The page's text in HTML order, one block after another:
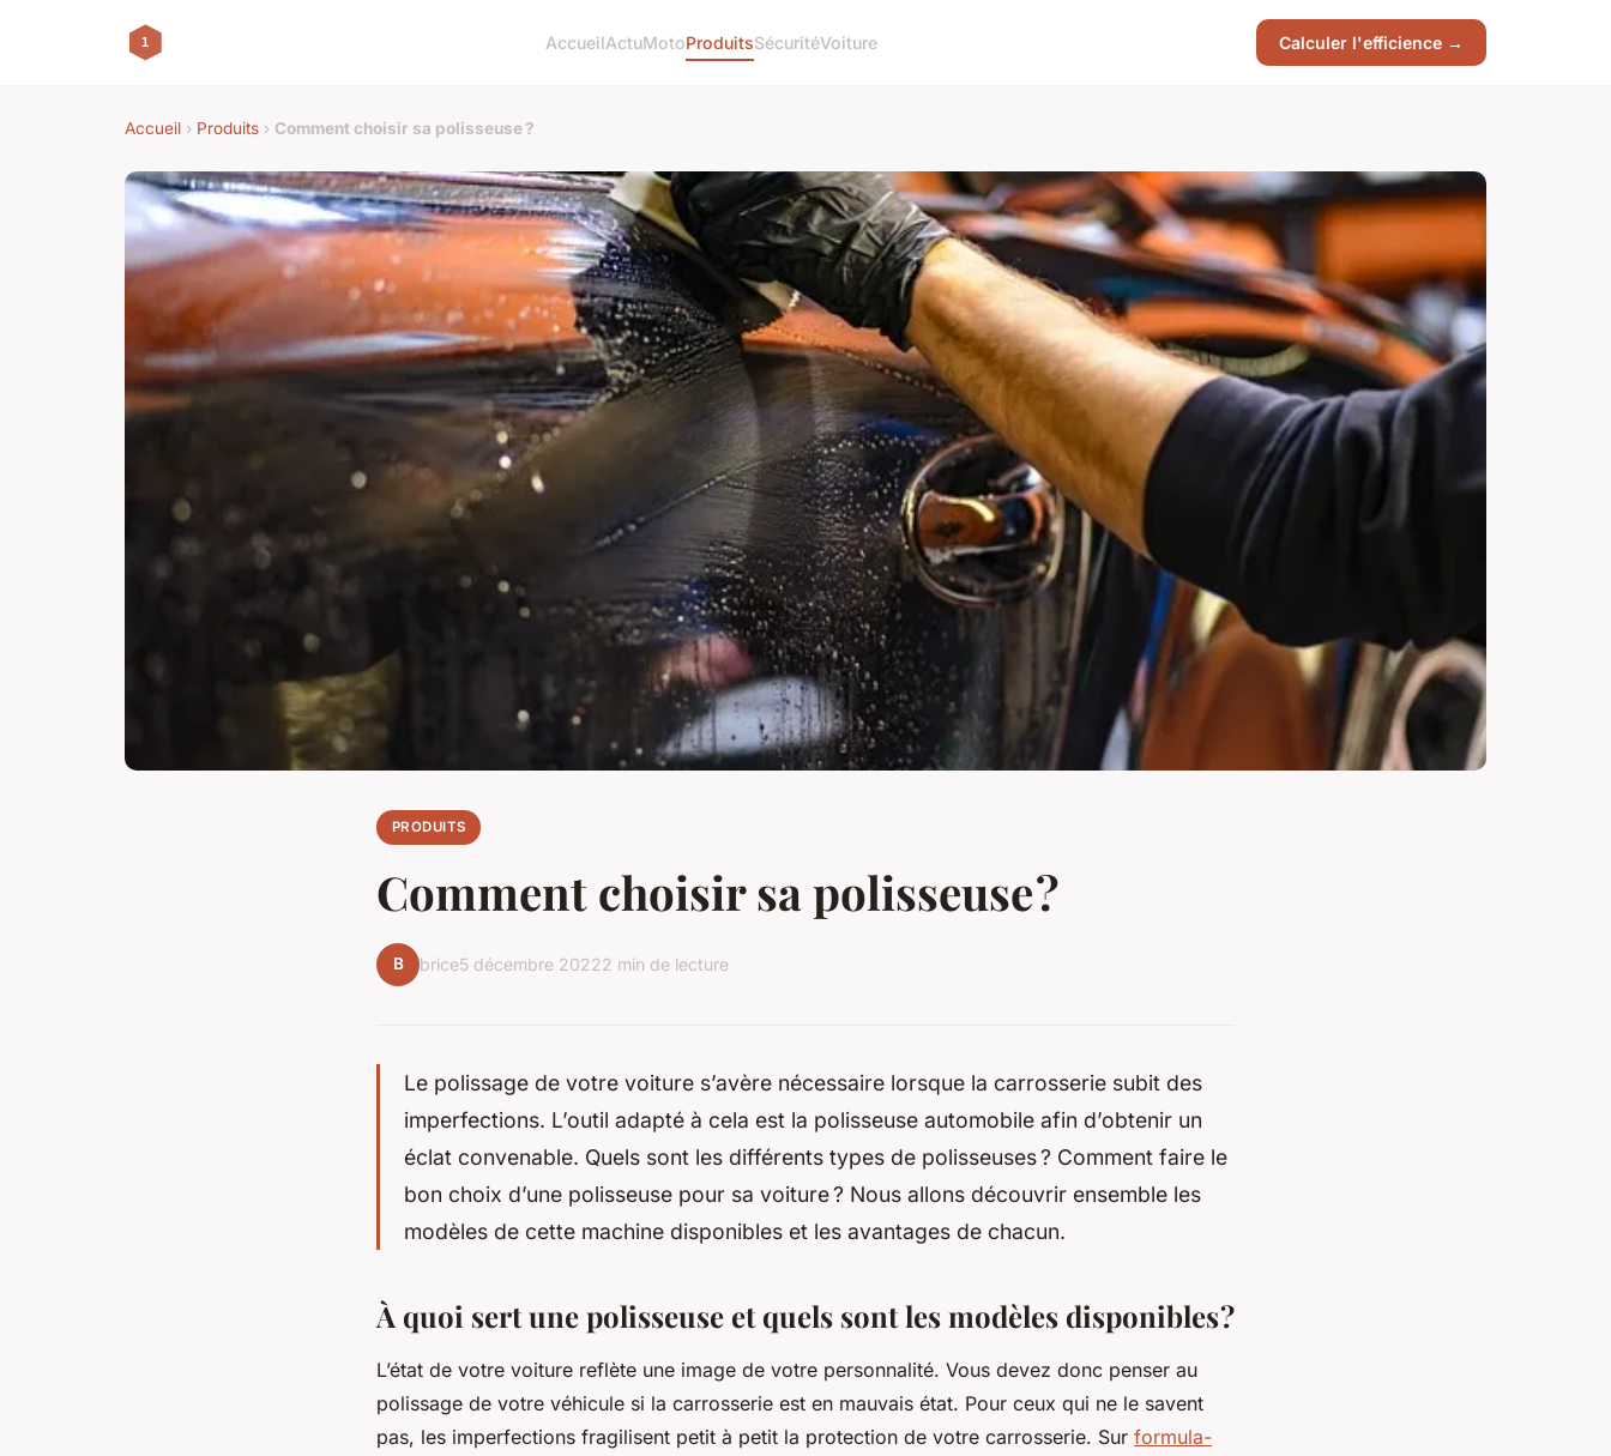
AccueilActuMotoProduitsSécuritéVoiture Calculer l'efficience →
Accueil › Produits › Comment choisir sa polisseuse ?
PRODUITS
Comment choisir sa polisseuse ?
B brice5 décembre 20222 min de lecture
Le polissage de votre voiture s’avère nécessaire lorsque la carrosserie subit des
imperfections. L’outil adapté à cela est la polisseuse automobile afin d’obtenir un
éclat convenable. Quels sont les différents types de polisseuses ? Comment faire le
bon choix d’une polisseuse pour sa voiture ? Nous allons découvrir ensemble les
modèles de cette machine disponibles et les avantages de chacun.
À quoi sert une polisseuse et quels sont les modèles disponibles ?
L’état de votre voiture reflète une image de votre personnalité. Vous devez donc penser au
polissage de votre véhicule si la carrosserie est en mauvais état. Pour ceux qui ne le savent
pas, les imperfections fragilisent petit à petit la protection de votre carrosserie. Sur formula-